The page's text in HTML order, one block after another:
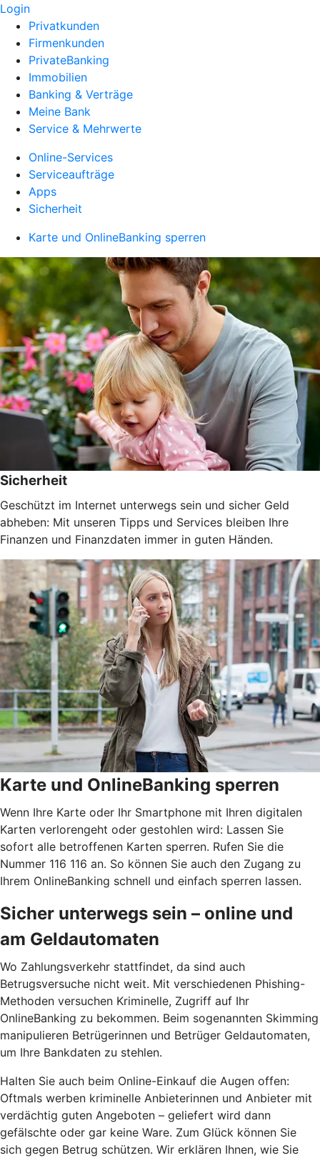
Login
Privatkunden
Firmenkunden
PrivateBanking
Immobilien
Banking & Verträge
Meine Bank
Service & Mehrwerte
Online-Services
Serviceaufträge
Apps
Sicherheit
Karte und OnlineBanking sperren
Sicherheit
Geschützt im Internet unterwegs sein und sicher Geld
abheben: Mit unseren Tipps und Services bleiben Ihre
Finanzen und Finanzdaten immer in guten Händen.
Karte und OnlineBanking sperren
Wenn Ihre Karte oder Ihr Smartphone mit Ihren digitalen
Karten verlorengeht oder gestohlen wird: Lassen Sie
sofort alle betroffenen Karten sperren. Rufen Sie die
Nummer 116 116 an. So können Sie auch den Zugang zu
Ihrem OnlineBanking schnell und einfach sperren lassen.
Sicher unterwegs sein – online und
am Geldautomaten
Wo Zahlungsverkehr stattfindet, da sind auch
Betrugsversuche nicht weit. Mit verschiedenen Phishing-
Methoden versuchen Kriminelle, Zugriff auf Ihr
OnlineBanking zu bekommen. Beim sogenannten Skimming
manipulieren Betrügerinnen und Betrüger Geldautomaten,
um Ihre Bankdaten zu stehlen.
Halten Sie auch beim Online-Einkauf die Augen offen:
Oftmals werben kriminelle Anbieterinnen und Anbieter mit
verdächtig guten Angeboten – geliefert wird dann
gefälschte oder gar keine Ware. Zum Glück können Sie
sich gegen Betrug schützen. Wir erklären Ihnen, wie Sie